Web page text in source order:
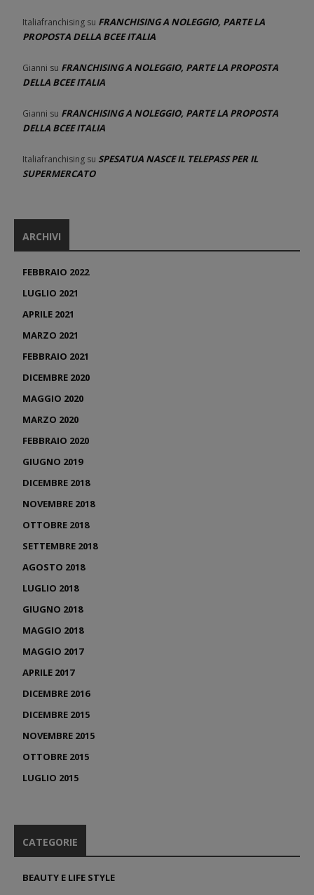
Italiafranchising su FRANCHISING A NOLEGGIO, PARTE LA
PROPOSTA DELLA BCEE ITALIA
Gianni su FRANCHISING A NOLEGGIO, PARTE LA PROPOSTA
DELLA BCEE ITALIA
Gianni su FRANCHISING A NOLEGGIO, PARTE LA PROPOSTA
DELLA BCEE ITALIA
Italiafranchising su SPESATUA NASCE IL TELEPASS PER IL
SUPERMERCATO
ARCHIVI
FEBBRAIO 2022
LUGLIO 2021
APRILE 2021
MARZO 2021
FEBBRAIO 2021
DICEMBRE 2020
MAGGIO 2020
MARZO 2020
FEBBRAIO 2020
GIUGNO 2019
DICEMBRE 2018
NOVEMBRE 2018
OTTOBRE 2018
SETTEMBRE 2018
AGOSTO 2018
LUGLIO 2018
GIUGNO 2018
MAGGIO 2018
MAGGIO 2017
APRILE 2017
DICEMBRE 2016
DICEMBRE 2015
NOVEMBRE 2015
OTTOBRE 2015
LUGLIO 2015
CATEGORIE
BEAUTY E LIFE STYLE